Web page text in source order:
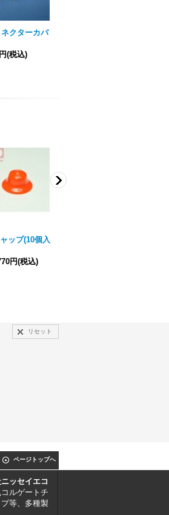
クターカバ
(税込)
ップ(10個入
円(税込)
リセット
ページトップへ
ッセイエコ
ルゲートチ
等、多種製